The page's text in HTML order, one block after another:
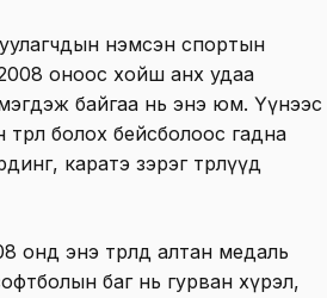
нэмсэн спортын
оноос хойш анх удаа
байгаа нь энэ юм. Үүнээс
болох бейсболоос гадна
каратэ зэрэг төрлүүд
энэ төрөлд алтан медаль
баг нь гурван хүрэл,